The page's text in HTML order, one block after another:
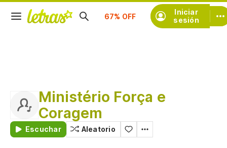
Iniciar
sesión
Suscríbete
Ministério Força e
Coragem
Escuchar Aleatorio